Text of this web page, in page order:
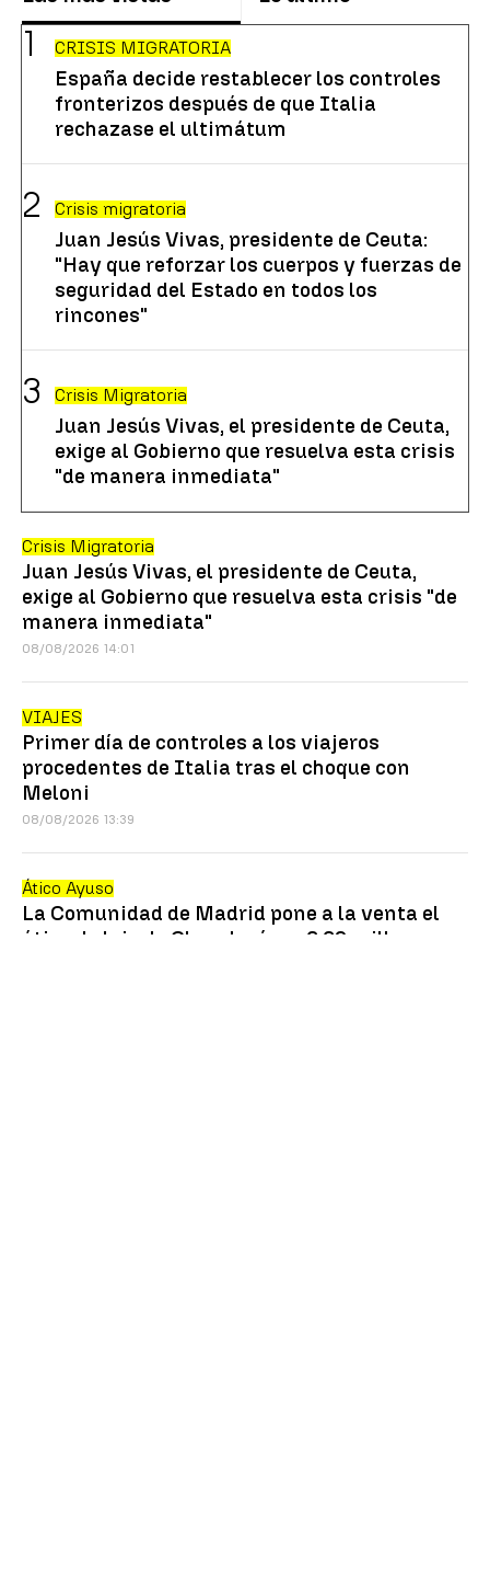
CRISIS MIGRATORIA
España decide restablecer los controles
fronterizos después de que Italia
rechazase el ultimátum
Crisis migratoria
Juan Jesús Vivas, presidente de Ceuta:
"Hay que reforzar los cuerpos y fuerzas de
seguridad del Estado en todos los
rincones"
Crisis Migratoria
Juan Jesús Vivas, el presidente de Ceuta,
exige al Gobierno que resuelva esta crisis
"de manera inmediata"
Crisis Migratoria
Juan Jesús Vivas, el presidente de Ceuta,
exige al Gobierno que resuelva esta crisis "de
manera inmediata"
08/08/2026 14:01
VIAJES
Primer día de controles a los viajeros
procedentes de Italia tras el choque con
Meloni
08/08/2026 13:39
Ático Ayuso
La Comunidad de Madrid pone a la venta el
ático de lujo de Chamberí por 6,69 millones